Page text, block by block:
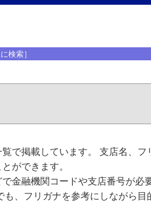
検索］
で掲載しています。 支店名、フ
ができます。
金融機関コードや支店番号が必
、フリガナを参考にしながら目